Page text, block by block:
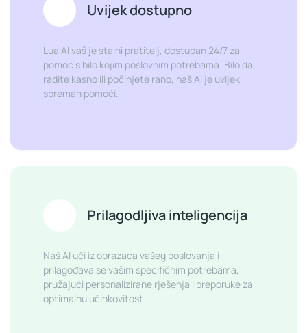
Uvijek dostupno
Lua AI vaš je stalni pratitelj, dostupan 24/7 za
pomoć s bilo kojim poslovnim potrebama. Bilo da
radite kasno ili počinjete rano, naš AI je uvijek
spreman pomoći.
Prilagodljiva inteligencija
Naš AI uči iz obrazaca vašeg poslovanja i
prilagođava se vašim specifičnim potrebama,
pružajući personalizirane rješenja i preporuke za
optimalnu učinkovitost.